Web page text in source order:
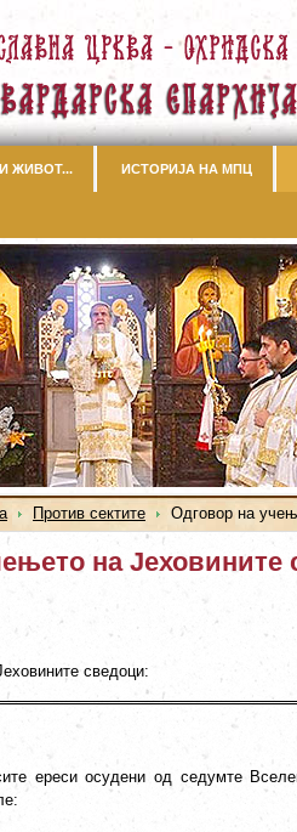
ЖИВОТ... ИСТОРИЈА НА МПЦ
Против сектите Одговор на
на Јеховините
сведоци:
ереси осудени од седумте